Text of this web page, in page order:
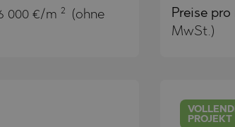
GARA ELIN PELIN
000 €/m 2
(ohne
Preise pro
MwSt.)
PROJEKT